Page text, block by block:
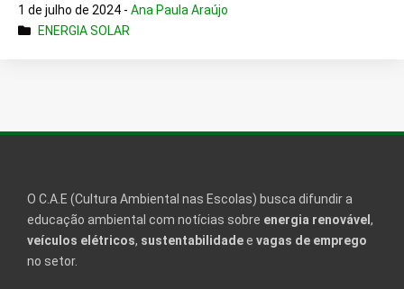
1 de julho de 2024 - Ana Paula Araújo
ENERGIA SOLAR
O C.A.E (Cultura Ambiental nas Escolas) busca difundir a
educação ambiental com notícias sobre energia renovável ,
veículos elétricos, sustentabilidadee vagas de emprego
no setor.